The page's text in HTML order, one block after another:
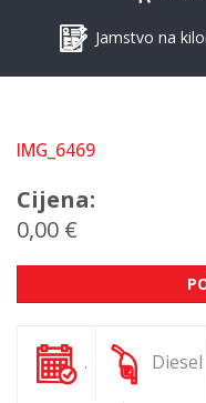
Jamstvo na
IMG_6469
Cijena:
0,00 €
. Diesel